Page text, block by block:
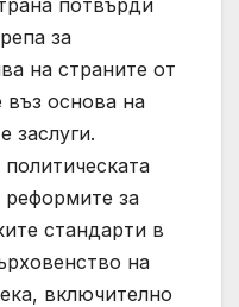
за
на страните от
въз основа на
заслуги.
реформите за
стандарти в
на
включително